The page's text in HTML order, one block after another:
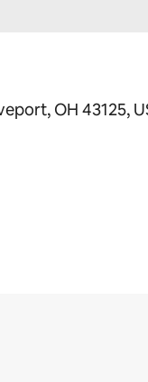
OH 43125,